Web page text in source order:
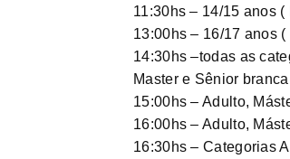
11:30hs – 14/15 anos
13:00hs – 16/17 anos
14:30hs –todas as
Master e Sênior
15:00hs – Adulto,
16:00hs – Adulto,
16:30hs – Categorias